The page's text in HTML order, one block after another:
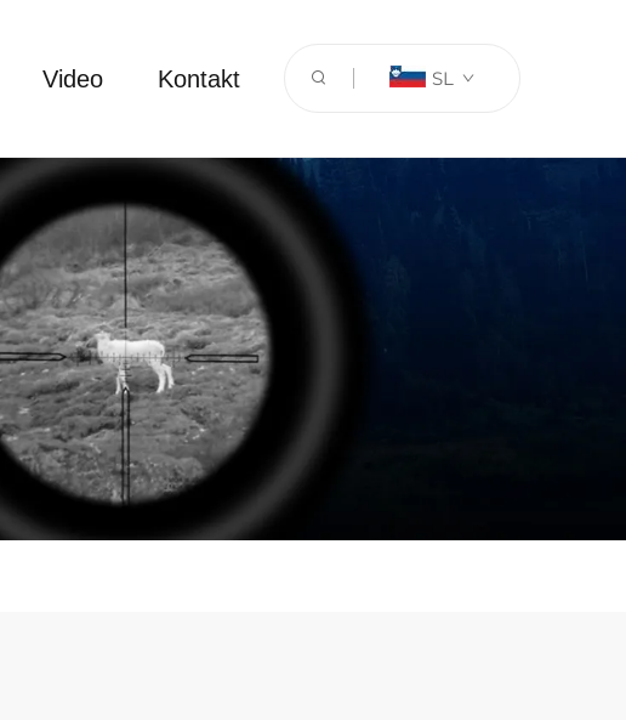
Video Kontakt SL